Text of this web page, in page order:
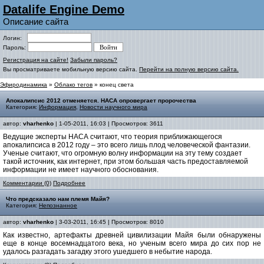
Datalife Engine Demo
Описание сайта
Логин:
Пароль:
Регистрация на сайте! Забыли пароль?
Вы просматриваете мобильную версию сайта. Перейти на полную версию сайта.
Эфиродинамика » Облако тегов » конец света
Апокалипсис 2012 отменяется. НАСА опровергает пророчества
Категория: Информация Новости научного мира
автор: vharhenko | 1-05-2011, 16:03 | Просмотров: 3611
Ведущие эксперты НАСА считают, что теория приближающегося
апокалипсиса в 2012 году – это всего лишь плод человеческой фантазии.
Ученые считают, что огромную волну информации на эту тему создает
такой источник, как интернет, при этом большая часть предоставляемой
информации не имеет научного обоснования.
Комментарии (0) Подробнее
Что предсказало нам племя Майя?
Категория: Непознанное
автор: vharhenko | 3-03-2011, 16:45 | Просмотров: 8010
Как известно, артефакты древней цивилизации Майя были обнаружены
еще в конце восемнадцатого века, но ученым всего мира до сих пор не
удалось разгадать загадку этого ушедшего в небытие народа.